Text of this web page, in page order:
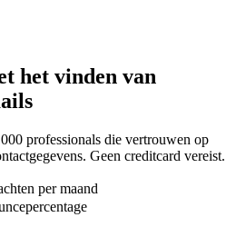
het vinden van
professionals die vertrouwen op
Geen creditcard vereist.
per maand